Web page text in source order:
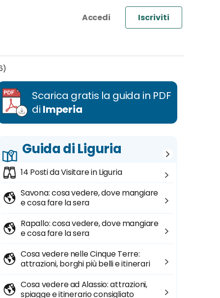
Iscriviti
Scarica gratis la guida in PDF
di Imperia
Guida di Liguria
14 Posti da Visitare in Liguria
Savona: cosa vedere, dove mangiare
e cosa fare la sera
Rapallo: cosa vedere, dove mangiare
e cosa fare la sera
Cosa vedere nelle Cinque Terre:
attrazioni, borghi più belli e itinerari
Cosa vedere ad Alassio: attrazioni,
spiagge e itinerario consigliato